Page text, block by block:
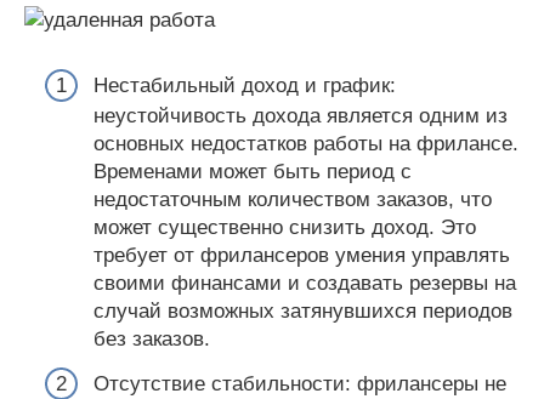
Нестабильный доход и график:
неустойчивость дохода является одним из
основных недостатков работы на фрилансе.
Временами может быть период с
недостаточным количеством заказов, что
может существенно снизить доход. Это
требует от фрилансеров умения управлять
своими финансами и создавать резервы на
случай возможных затянувшихся периодов
без заказов.
Отсутствие стабильности: фрилансеры не